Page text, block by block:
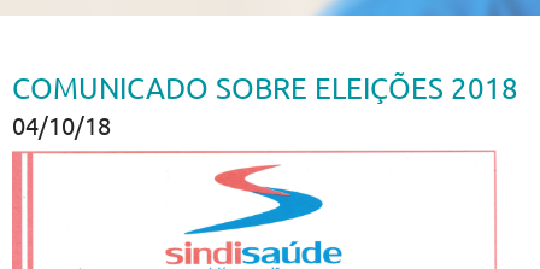
COMUNICADO SOBRE ELEIÇÕES 2018
04/10/18